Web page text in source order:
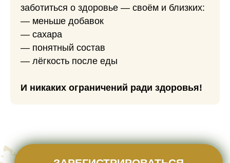
заботиться о здоровье — своём и близких:
— меньше добавок
— сахара
— понятный состав
— лёгкость после еды
И никаких ограничений ради здоровья!